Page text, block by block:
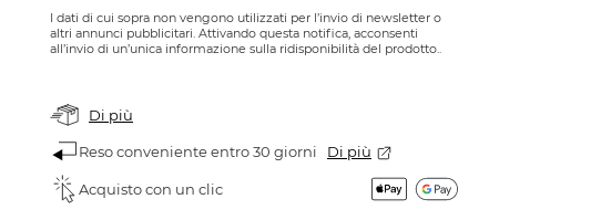
I dati di cui sopra non vengono utilizzati per l’invio di newsletter o
altri annunci pubblicitari. Attivando questa notifica, acconsenti
all’invio di un’unica informazione sulla ridisponibilità del prodotto..
Di più
Reso conveniente entro 30 giorni Di più
Acquisto con un clic